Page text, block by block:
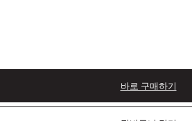
바로 구매하기